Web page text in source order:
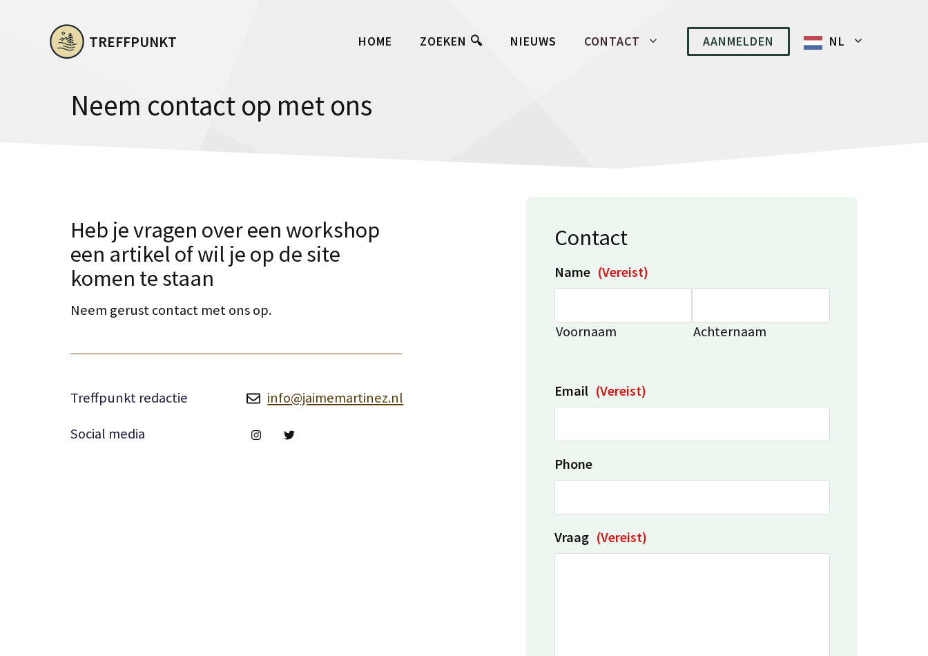
TREFFPUNKT HOME ZOEKEN 🔍 NIEUWS CONTACT AANMELDEN NL
Neem contact op met ons
Heb je vragen over een workshop
een artikel of wil je op de site
komen te staan
Neem gerust contact met ons op.
Treffpunkt redactie
Social media
info@jaimemartinez.nl
Contact
Name (Vereist)
Voornaam Achternaam
Email (Vereist)
Phone
Vraag (Vereist)